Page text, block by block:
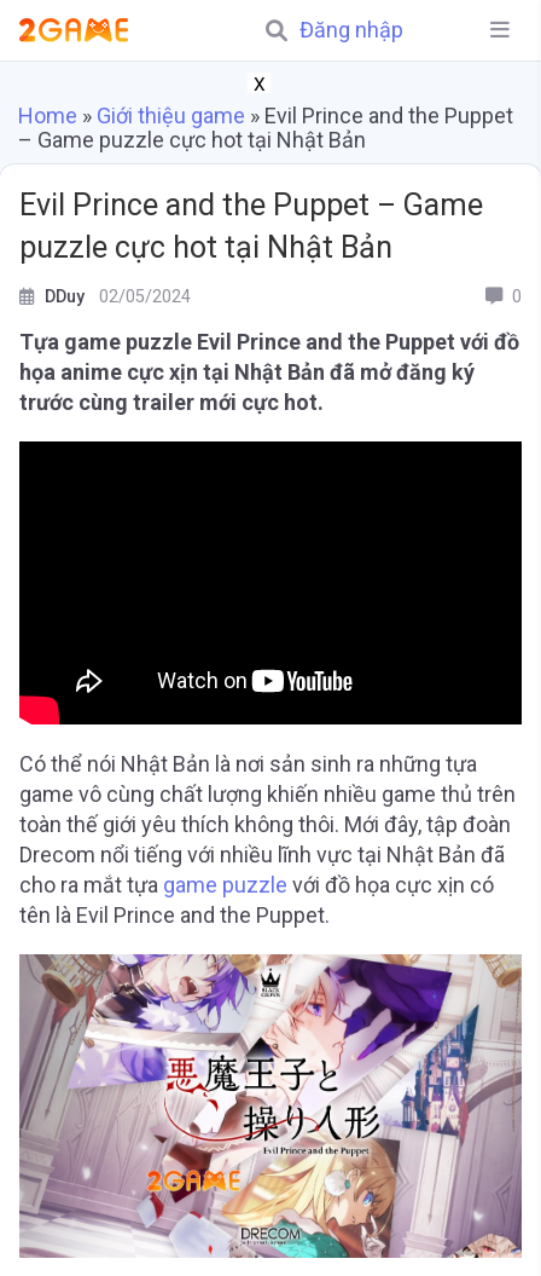
Đăng nhập
X
Home » Giới thiệu game » Evil Prince and the Puppet
– Game puzzle cực hot tại Nhật Bản
Evil Prince and the Puppet – Game
puzzle cực hot tại Nhật Bản
DDuy 02/05/2024 0
Tựa game puzzle Evil Prince and the Puppet với đồ
họa anime cực xịn tại Nhật Bản đã mở đăng ký
trước cùng trailer mới cực hot.
Có thể nói Nhật Bản là nơi sản sinh ra những tựa
game vô cùng chất lượng khiến nhiều game thủ trên
toàn thế giới yêu thích không thôi. Mới đây, tập đoàn
Drecom nổi tiếng với nhiều lĩnh vực tại Nhật Bản đã
cho ra mắt tựa game puzzle với đồ họa cực xịn có
tên là Evil Prince and the Puppet.